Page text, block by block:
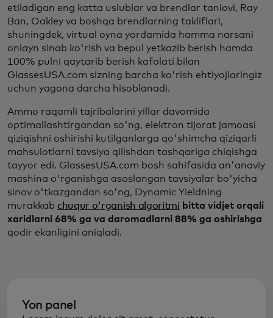
etiladigan eng katta uslublar va brendlar tanlovi, Ray
Ban, Oakley va boshqa brendlarning takliflari,
shuningdek, virtual oyna yordamida hamma narsani
onlayn sinab ko'rish va bepul yetkazib berish hamda
100% pulni qaytarib berish kafolati bilan
GlassesUSA.com sizning barcha ko'rish ehtiyojlaringiz
uchun yagona darcha hisoblanadi.
Ammo raqamli tajribalarini yillar davomida
optimallashtirgandan so'ng, elektron tijorat jamoasi
qiziqishni oshirishi kutilganlarga qo'shimcha qiziqarli
mahsulotlarni tavsiya qilishdan tashqariga chiqishga
tayyor edi. GlassesUSA.com bosh sahifasida an'anaviy
mashina o'rganishga asoslangan tavsiyalar bo'yicha
sinov o'tkazgandan so'ng, Dynamic Yieldning
murakkab chuqur o'rganish algoritmi bitta vidjet orqali
xaridlarni 68% ga va daromadlarni 88% ga oshirishga
qodir ekanligini aniqladi.
Yon panel